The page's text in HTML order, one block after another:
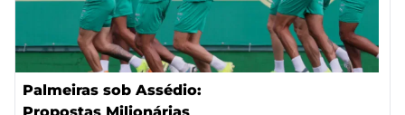
Palmeiras sob Assédio: